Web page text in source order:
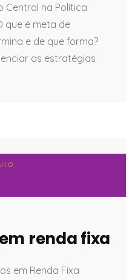
Central na Política
que é meta de
e de que forma?
as estratégias
renda fixa
em Renda Fixa